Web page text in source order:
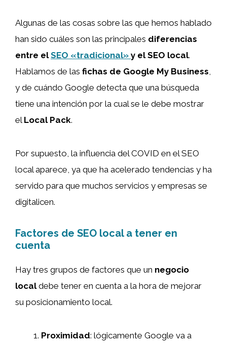
Algunas de las cosas sobre las que hemos hablado
han sido cuáles son las principales diferencias
entre elSEO «tradicional» y el SEO local.
Hablamos de las fichas de Google My Business,
y de cuándo Google detecta que una búsqueda
tiene una intención por la cual se le debe mostrar
el Local Pack.
Por supuesto, la influencia del COVID en el SEO
local aparece, ya que ha acelerado tendencias y ha
servido para que muchos servicios y empresas se
digitalicen.
Factores de SEO local a tener en
cuenta
Hay tres grupos de factores que un negocio
localdebe tener en cuenta a la hora de mejorar
su posicionamiento local.
Proximidad: lógicamente Google va a